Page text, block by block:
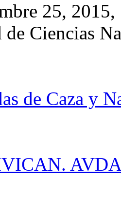
25,
de Ciencias
de Caza y